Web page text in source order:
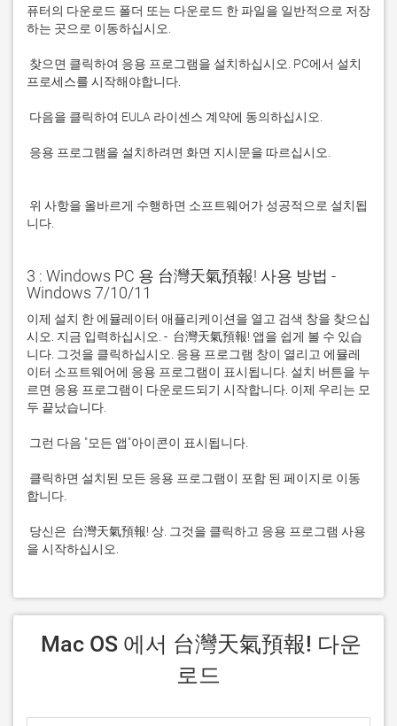
퓨터의 다운로드 폴더 또는 다운로드 한 파일을 일반적으로 저장
니다.
3 : Windows PC 용 台灣天氣預報! 사용 방법 -
Windows 7/10/11
이제 설치 한 에뮬레이터 애플리케이션을 열고 검색 창을 찾으십
시오. 지금 입력하십시오. -  台灣天氣預報! 앱을 쉽게 볼 수 있습
니다. 그것을 클릭하십시오. 응용 프로그램 창이 열리고 에뮬레
이터 소프트웨어에 응용 프로그램이 표시됩니다. 설치 버튼을 누
르면 응용 프로그램이 다운로드되기 시작합니다. 이제 우리는 모
을 시작하십시오.
로드